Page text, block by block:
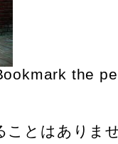
the
ことはありま